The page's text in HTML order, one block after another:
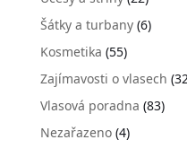
Šátky a turbany(6)
Kosmetika (55)
Zajímavosti o vlasech
Vlasová poradna (83)
Nezařazeno(4)